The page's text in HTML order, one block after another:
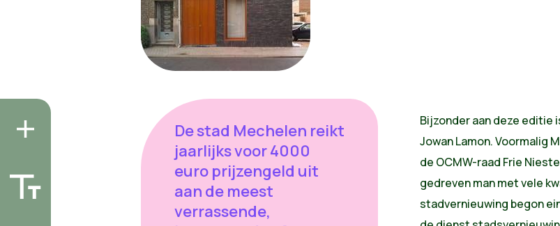
De stad Mechelen reikt
jaarlijks voor 4000
euro prijzengeld uit
aan de meest
verrassende,
Bijzonder aan deze editie
Jowan Lamon. Voormalig
de OCMW-raad Frie
gedreven man met vele
stadvernieuwing begon